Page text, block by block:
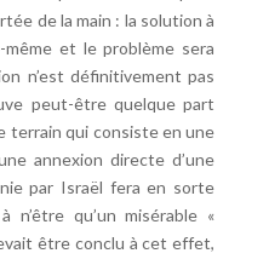
de la main : la solution à
même et le problème sera
n’est définitivement pas
peut-être quelque part
terrain qui consiste en une
annexion directe d’une
par Israël fera en sorte
qu’un misérable «
être conclu à cet effet,